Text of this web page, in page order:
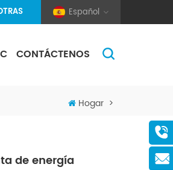
Español
CONTÁCTENOS
Hogar >
de energía